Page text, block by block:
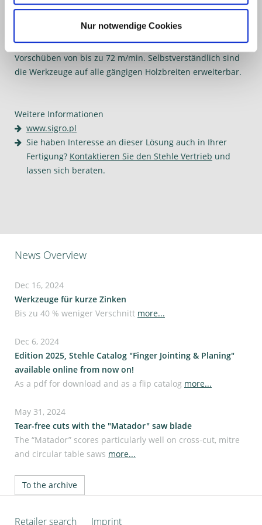
Nur notwendige Cookies
sowie echten Z8 mit bis zu 33 %
Kapazitätssteigerung gegenüber einem Z6 und hohen
Vorschüben von bis zu 72 m/min. Selbstverständlich sind
die Werkzeuge auf alle gängigen Holzbreiten erweiterbar.
Weitere Informationen
www.sigro.pl
Sie haben Interesse an dieser Lösung auch in Ihrer
Fertigung? Kontaktieren Sie den Stehle Vertrieb und
lassen sich beraten.
News Overview
Dec 16, 2024
Werkzeuge für kurze Zinken
Bis zu 40 % weniger Verschnitt more...
Dec 6, 2024
Edition 2025, Stehle Catalog "Finger Jointing & Planing"
available online from now on!
As a pdf for download and as a flip catalog more...
May 31, 2024
Tear-free cuts with the "Matador" saw blade
The “Matador” scores particularly well on cross-cut, mitre
and circular table saws more...
To the archive
Retailer search Imprint